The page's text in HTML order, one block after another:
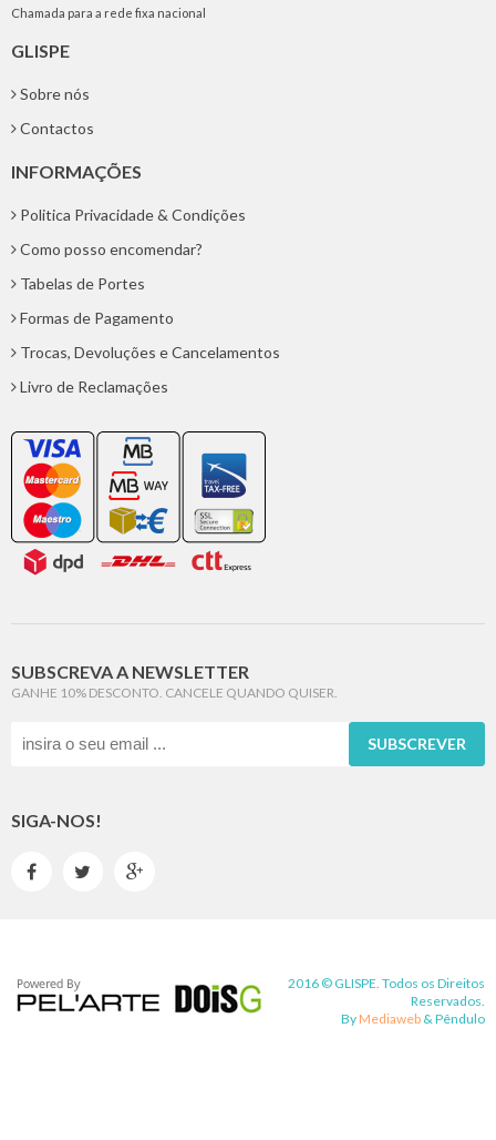
Chamada para a rede fixa nacional
GLISPE
Sobre nós
Contactos
INFORMAÇÕES
Politica Privacidade & Condições
Como posso encomendar?
Tabelas de Portes
Formas de Pagamento
Trocas, Devoluções e Cancelamentos
Livro de Reclamações
SUBSCREVA A NEWSLETTER
GANHE 10% DESCONTO. CANCELE QUANDO QUISER.
SUBSCREVER
SIGA-NOS!
  
2016 © GLISPE. Todos os Direitos
Reservados.
By Mediaweb & Pêndulo